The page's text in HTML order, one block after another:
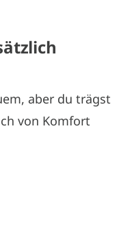
aber du trägst
von Komfort